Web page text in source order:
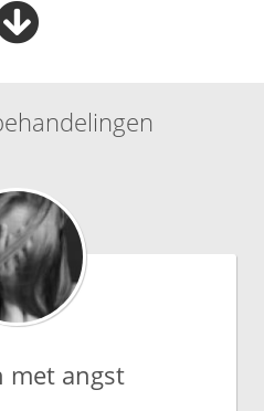
met angst